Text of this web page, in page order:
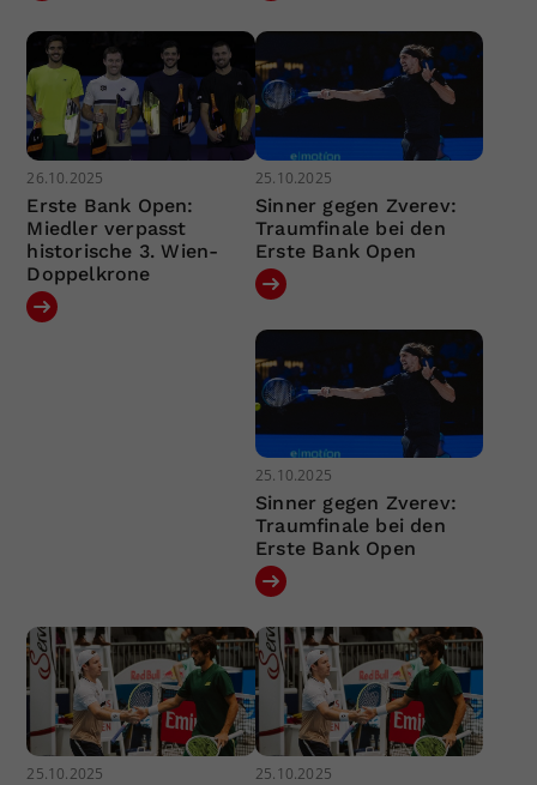
26.10.2025
Erste Bank Open:
Miedler verpasst
historische 3. Wien-
Doppelkrone
25.10.2025
Sinner gegen Zverev:
Traumfinale bei den
Erste Bank Open
25.10.2025
Sinner gegen Zverev:
Traumfinale bei den
Erste Bank Open
25.10.2025 25.10.2025